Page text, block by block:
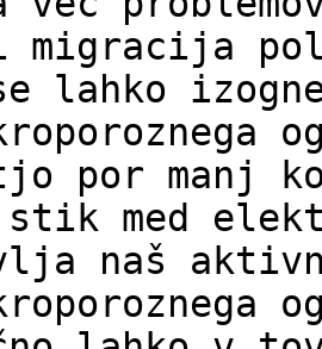
migracija
lahko
por manj
stik med
naš